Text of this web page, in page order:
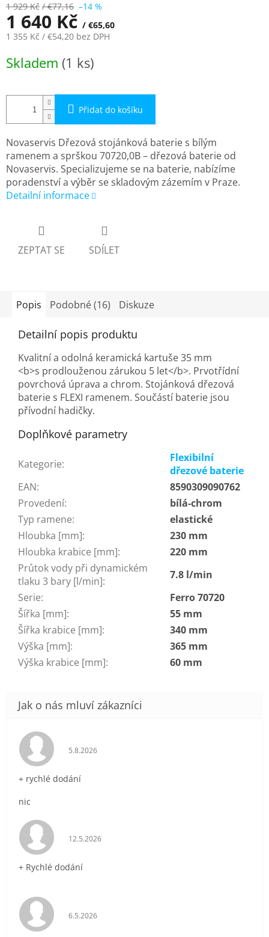
1 929 Kč / €77,16 –14 %
1 640 Kč / €65,60
1 355 Kč / €54,20 bez DPH
cena:
Skladem (1 ks)
Přidat do košíku
Novaservis Dřezová stojánková baterie s bílým
ramenem a sprškou 70720,0B – dřezová baterie od
Novaservis. Specializujeme se na baterie, nabízíme
poradenství a výběr se skladovým zázemím v Praze.
Detailní informace
ZEPTAT SE SDÍLET
Popis Podobné (16) Diskuze
Detailní popis produktu
Kvalitní a odolná keramická kartuše 35 mm
<b>s prodlouženou zárukou 5 let</b>. Prvotřídní
povrchová úprava a chrom. Stojánková dřezová
baterie s FLEXI ramenem. Součástí baterie jsou
přívodní hadičky.
Doplňkové parametry
Kategorie:
Flexibilní
dřezové baterie
EAN:
8590309090762
Provedení:
bílá-chrom
Typ ramene:
elastické
Hloubka [mm]:
230 mm
Hloubka krabice [mm]:
220 mm
Průtok vody při dynamickém
tlaku 3 bary [l/min]:
7.8 l/min
Serie:
Ferro 70720
Šířka [mm]:
55 mm
Šířka krabice [mm]:
340 mm
Výška [mm]:
365 mm
Výška krabice [mm]: 60 mm
Hodnocení obchodu je 5 z 5 hvězdiček.
5.8.2026
+ rychlé dodání
nic
Hodnocení obchodu je 5 z 5 hvězdiček.
12.5.2026
+ Rychlé dodání
Hodnocení obchodu je 5 z 5 hvězdiček.
6.5.2026